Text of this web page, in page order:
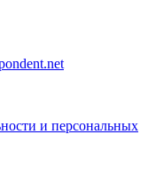
и персональных